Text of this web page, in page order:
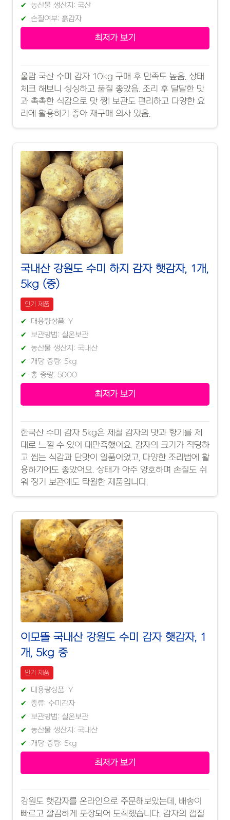
농산물 생산지: 국산
손질여부: 흙감자
최저가 보기
울팜 국산 수미 감자 10kg 구매 후 만족도 높음. 상태
체크 해보니 싱싱하고 품질 좋았음. 조리 후 달달한 맛
과 촉촉한 식감으로 맛 짱! 보관도 편리하고 다양한 요
리에 활용하기 좋아 재구매 의사 있음.
국내산 강원도 수미 하지 감자 햇감자, 1개,
5kg (중)
인기 제품
대용량상품: Y
보관방법: 실온보관
농산물 생산지: 국내산
개당 중량: 5kg
총 중량: 5000
최저가 보기
한국산 수미 감자 5kg은 제철 감자의 맛과 향기를 제
대로 느낄 수 있어 대만족했어요. 감자의 크기가 적당하
고 씹는 식감과 단맛이 일품이었고, 다양한 조리법에 활
용하기에도 좋았어요. 상태가 아주 양호하며 손질도 쉬
워 장기 보관에도 탁월한 제품입니다.
이모뜰 국내산 강원도 수미 감자 햇감자, 1
개, 5kg 중
인기 제품
대용량상품: Y
종류: 수미감자
보관방법: 실온보관
농산물 생산지: 국내산
개당 중량: 5kg
최저가 보기
강원도 햇감자를 온라인으로 주문해보았는데, 배송이
빠르고 깔끔하게 포장되어 도착했습니다. 감자의 껍질